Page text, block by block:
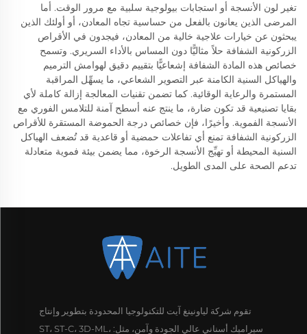
تغير لون الأنسجة أو استجابات بيولوجية سلبية مع مرور الوقت. أما
المرضى الذين يعانون بالفعل من حساسية تجاه المعادن، أو أولئك الذين
يبحثون عن خيارات علاجية خالية من المعادن، فيجدون في الأقراص
الزركونية الشفافة حلاً مثاليًّا دون المساس بالأداء السريري. وتسمح
خصائص هذه المادة الشفافة إشعاعيًّا بتقييم دقيق لهوامش الترميم
والهياكل السنية الكامنة عبر التصوير الشعاعي، ما يسهِّل المراقبة
المستمرة والرعاية الوقائية. كما تضمن تقنيات المعالجة إزالة كاملة لأي
بقايا تصنيعية قد تكون ضارة، ما ينتج عنه أسطح آمنة للتلامس الفوري مع
الأنسجة الفموية. وأخيرًا، فإن خصائص درجة الحموضة المستقرة للأقراص
الزركونية الشفافة تمنع أي تفاعلات حمضية أو قاعدية قد تُضعف الهياكل
السنية المحيطة أو تهيِّج الأنسجة الرخوة، مما يضمن بيئة فموية متعادلة
تدعم الصحة على المدى الطويل.
تقوم شركة لياونينغ آيت للتكنولوجيا المحدودة بتطوير وإنتاج
سيراميك أسناني عالي الجودة وآمن، مثل: ST، ST-C، 3D-ML،